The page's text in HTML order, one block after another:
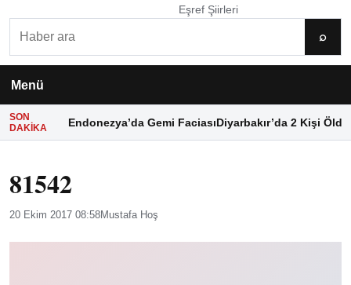
Eşref Şiirleri
⌕
Menü
SON
DAKIKA
Endonezya’da Gemi FaciasıDiyarbakır’da 2 Kişi Öldü
81542
20 Ekim 2017 08:58Mustafa Hoş